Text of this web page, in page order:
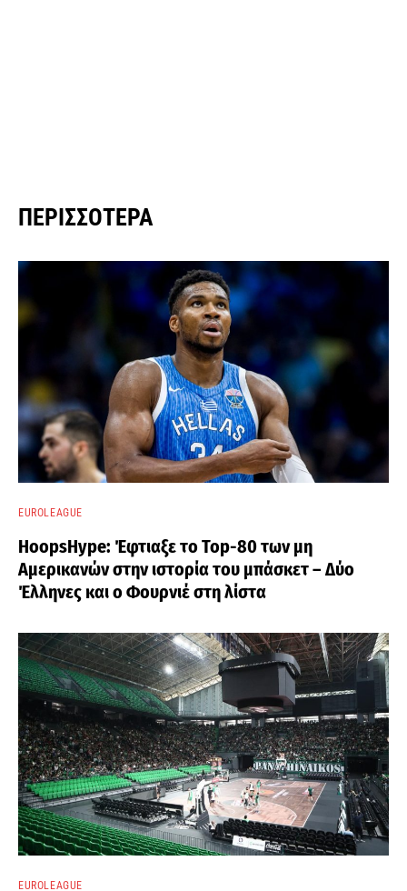
ΠΕΡΙΣΣΌΤΕΡΑ
EUROLEAGUE
HoopsHype: Έφτιαξε το Top-80 των μη
Αμερικανών στην ιστορία του μπάσκετ – Δύο
Έλληνες και ο Φουρνιέ στη λίστα
EUROLEAGUE